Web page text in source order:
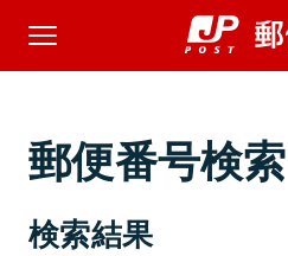
郵便番号検索
検索結果